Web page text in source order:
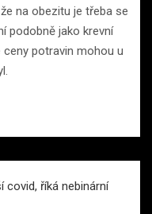
na obezitu je třeba se
podobně jako krevní
ceny potravin mohou u
covid, říká nebinární